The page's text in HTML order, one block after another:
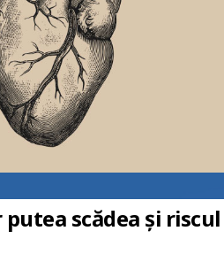
scădea și riscul